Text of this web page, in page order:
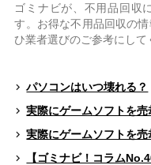
ゴミナビが、不用品回収
す。お得な不用品回収の
ひ業者選びのご参考にして
パソコンはいつ壊れる？
実際にゲームソフトを売
実際にゲームソフトを売
【ゴミナビ！コラムNo.40